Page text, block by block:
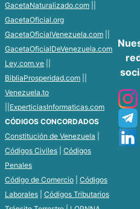
GacetaNaturalizado.com
GacetaOficial.org
GacetaOficialVenezuela.com
GacetaOficialDeVenezuela.com
Ley.com.ve
BibliaProsperidad.com
Venezuela.to
ExperticiasInformaticas.com
CÓDIGOS CONCORDADOS
Constitución de Venezuela
Códigos Civiles
Códigos
Penales
Código de Comercio
Códigos
Laborales
Códigos Tributarios